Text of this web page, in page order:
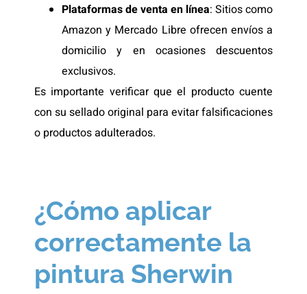
Plataformas de venta en línea: Sitios como
Amazon y Mercado Libre ofrecen envíos a
domicilio y en ocasiones descuentos
exclusivos.
Es importante verificar que el producto cuente
con su sellado original para evitar falsificaciones
o productos adulterados.
¿Cómo aplicar
correctamente la
pintura Sherwin